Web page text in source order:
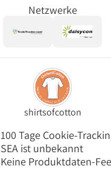
Netzwerke
shirtsofcotton
100 Tage Cookie-
SEA ist unbekannt
Keine Produktdaten-